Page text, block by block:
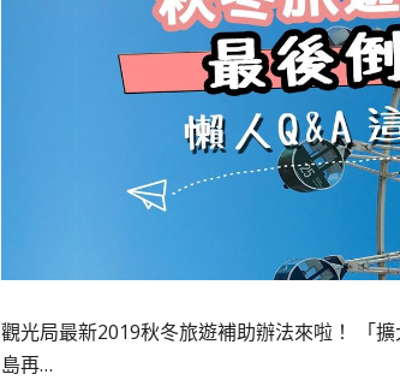
觀光局最新2019秋冬旅遊補助辦法來啦！ 「
島再…